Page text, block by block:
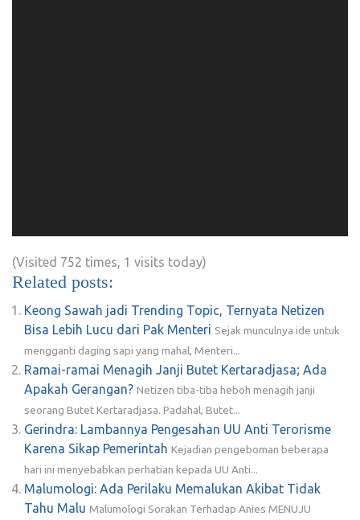
(Visited 752 times, 1 visits today)
Related posts:
Keong Sawah jadi Trending Topic, Ternyata Netizen
Bisa Lebih Lucu dari Pak Menteri Sejak munculnya ide untuk
mengganti daging sapi yang mahal, Menteri...
Ramai-ramai Menagih Janji Butet Kertaradjasa; Ada
Apakah Gerangan? Netizen tiba-tiba heboh menagih janji
seorang Butet Kertaradjasa. Padahal, Butet...
Gerindra: Lambannya Pengesahan UU Anti Terorisme
Karena Sikap Pemerintah Kejadian pengeboman beberapa
hari ini menyebabkan perhatian kepada UU Anti...
Malumologi: Ada Perilaku Memalukan Akibat Tidak
Tahu Malu Malumologi Sorakan Terhadap Anies MENUJU